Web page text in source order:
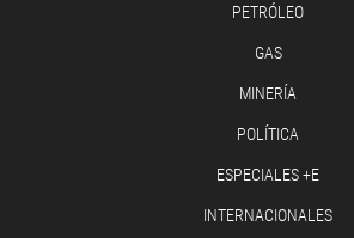
PETRÓLEO
GAS
MINERÍA
POLÍTICA
ESPECIALES +E
INTERNACIONALES